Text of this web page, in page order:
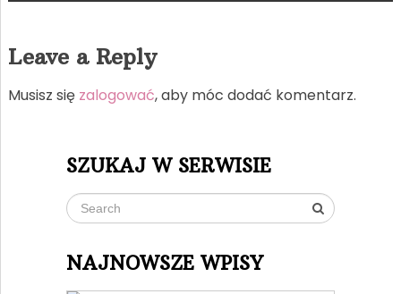
Leave a Reply
Musisz się zalogować, aby móc dodać komentarz.
SZUKAJ W SERWISIE
NAJNOWSZE WPISY